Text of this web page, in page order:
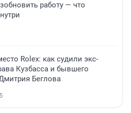
работу — что
Rolex: как судили экс-
Кузбасса и бывшего
Беглова